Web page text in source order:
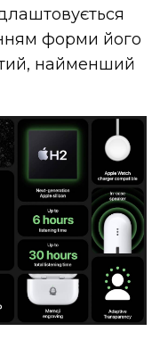
форми його
найменший